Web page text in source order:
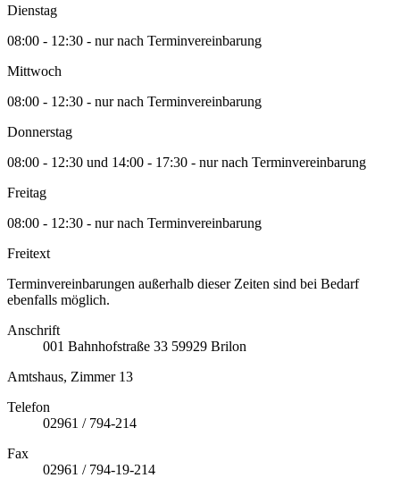
Dienstag
08:00 - 12:30 - nur nach Terminvereinbarung
Mittwoch
08:00 - 12:30 - nur nach Terminvereinbarung
Donnerstag
08:00 - 12:30 und 14:00 - 17:30 - nur nach Terminvereinbarung
Freitag
08:00 - 12:30 - nur nach Terminvereinbarung
Freitext
Terminvereinbarungen außerhalb dieser Zeiten sind bei Bedarf
ebenfalls möglich.
Anschrift
001 Bahnhofstraße 33 59929 Brilon
Amtshaus, Zimmer 13
Telefon
02961 / 794-214
Fax
02961 / 794-19-214